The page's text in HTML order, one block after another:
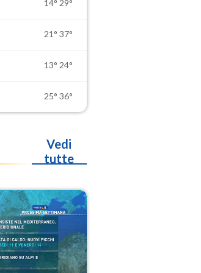
14° 29°
21° 37°
13° 24°
25° 36°
Vedi
tutte